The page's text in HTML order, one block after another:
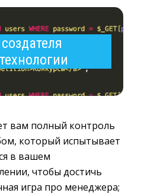
вам полный контроль
который испытывает
в вашем
чтобы достичь
игра про менеджера;